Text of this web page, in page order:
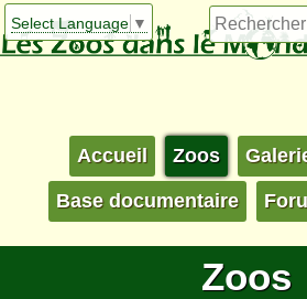
Select Language ▼
Accueil Zoos
Base documentaire
Zoos